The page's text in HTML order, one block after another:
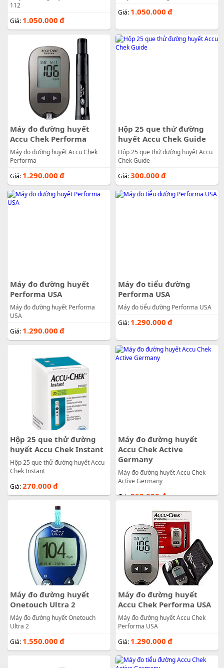
112
Giá: 1.050.000 đ
Giá: 1.050.000 đ
Máy đo đường huyết
Accu Chek Performa
Máy đo đường huyết Accu Chek
Performa
Giá: 1.290.000 đ
Hộp 25 que thử đường
huyết Accu Chek Guide
Hộp 25 que thử đường huyết Accu
Chek Guide
Giá:300.000 đ
Máy đo đường huyết
Performa USA
Máy đo đường huyết Performa
USA
Giá: 1.290.000 đ
Máy đo tiểu đường
Performa USA
Máy đo tiểu đường Performa USA
Giá: 1.290.000 đ
Hộp 25 que thử đường
huyết Accu Chek Instant
Hộp 25 que thử đường huyết Accu
Chek Instant
Giá:270.000 đ
Máy đo đường huyết
Accu Chek Active
Germany
Máy đo đường huyết Accu Chek
Active Germany
Giá:950.000đ
Máy đo đường huyết
Onetouch Ultra 2
Máy đo đường huyết Onetouch
Ultra 2
Giá: 1.550.000 đ
Máy đo đường huyết
Accu Chek Performa USA
Máy đo đường huyết Accu Chek
Performa USA
Giá: 1.290.000 đ